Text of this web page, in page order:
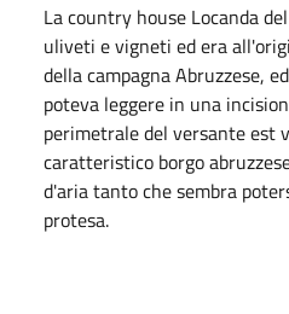
La country house Locanda
uliveti e vigneti ed era
della campagna Abruzzese,
poteva leggere in una
perimetrale del versante est
caratteristico borgo
d'aria tanto che sembra
protesa.